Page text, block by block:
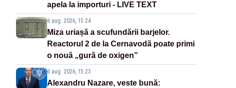
apela la importuri - LIVE TEXT
6 aug. 2026, 15:24
Miza uriașă a scufundării barjelor.
Reactorul 2 de la Cernavodă poate primi
o nouă „gură de oxigen”
6 aug. 2026, 15:23
Alexandru Nazare, veste bună: